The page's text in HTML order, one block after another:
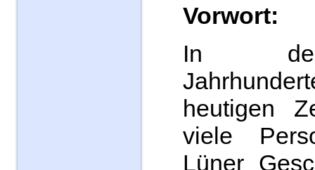
Vorwort:
In
heutigen
viele
Lüner